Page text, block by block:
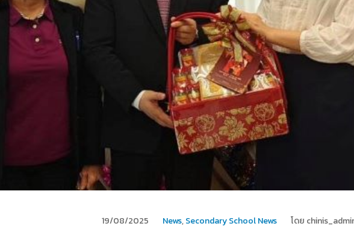
19/08/2025 News,Secondary School News โดย